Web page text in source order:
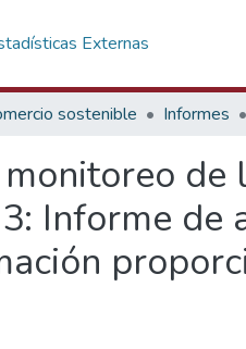
Externas
sostenible Informes
Informe de